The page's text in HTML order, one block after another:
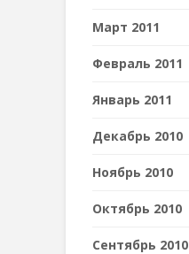
Март 2011
Февраль 2011
Январь 2011
Декабрь 2010
Ноябрь 2010
Октябрь 2010
Сентябрь 2010